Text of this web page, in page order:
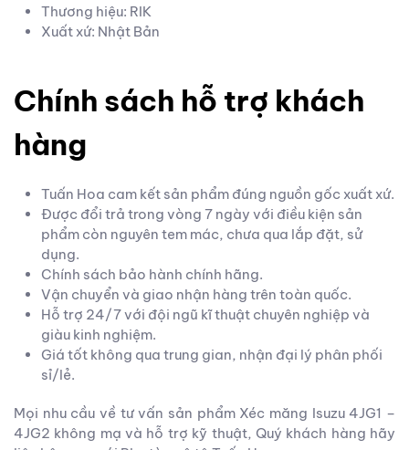
Thương hiệu: RIK
Xuất xứ: Nhật Bản
Chính sách hỗ trợ khách
hàng
Tuấn Hoa cam kết sản phẩm đúng nguồn gốc xuất xứ.
Được đổi trả trong vòng 7 ngày với điều kiện sản
phẩm còn nguyên tem mác, chưa qua lắp đặt, sử
dụng.
Chính sách bảo hành chính hãng.
Vận chuyển và giao nhận hàng trên toàn quốc.
Hỗ trợ 24/7 với đội ngũ kĩ thuật chuyên nghiệp và
giàu kinh nghiệm.
Giá tốt không qua trung gian, nhận đại lý phân phối
sỉ/lẻ.
Mọi nhu cầu về tư vấn sản phẩm Xéc măng Isuzu 4JG1 –
4JG2 không mạ và hỗ trợ kỹ thuật, Quý khách hàng hãy